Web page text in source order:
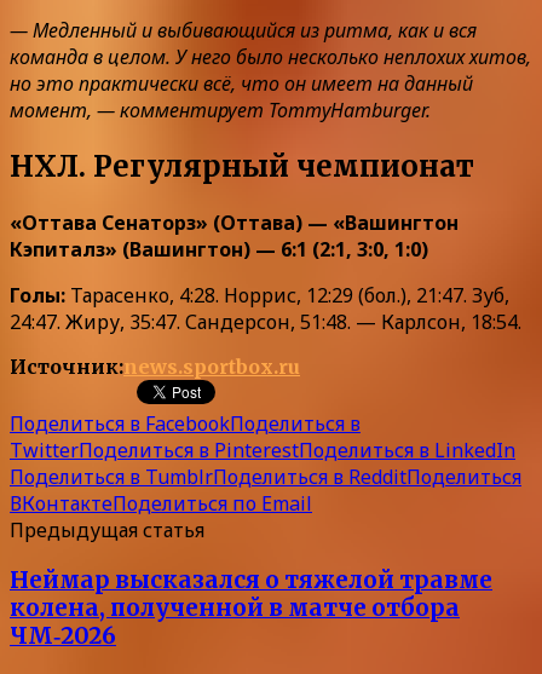
— Медленный и выбивающийся из ритма, как и вся
команда в целом. У него было несколько неплохих хитов,
но это практически всё, что он имеет на данный
момент, — комментирует TommyHamburger.
НХЛ. Регулярный чемпионат
«Оттава Сенаторз» (Оттава) — «Вашингтон
Кэпиталз» (Вашингтон) — 6:1 (2:1, 3:0, 1:0)
Голы: Тарасенко, 4:28. Норрис, 12:29 (бол.), 21:47. Зуб,
24:47. Жиру, 35:47. Сандерсон, 51:48. — Карлсон, 18:54.
Источник:news.sportbox.ru
Поделиться в FacebookПоделиться в
TwitterПоделиться в PinterestПоделиться в LinkedIn
Поделиться в TumblrПоделиться в RedditПоделиться
ВКонтактеПоделиться по Email
Предыдущая статья
Неймар высказался о тяжелой травме
колена, полученной в матче отбора
ЧМ‑2026